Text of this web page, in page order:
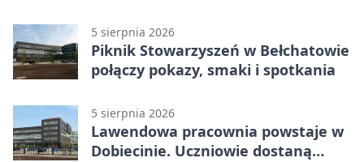
5 sierpnia 2026
Piknik Stowarzyszeń w Bełchatowie
połączy pokazy, smaki i spotkania
5 sierpnia 2026
Lawendowa pracownia powstaje w
Dobiecinie. Uczniowie dostaną